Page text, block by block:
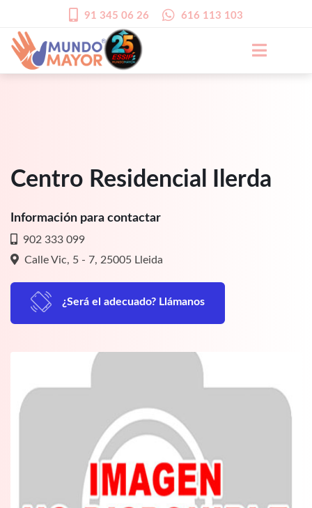
91 345 06 26 616 113 103
Centro Residencial Ilerda
Información para contactar
902 333 099
Calle Vic, 5 - 7, 25005 Lleida
¿Será el adecuado? Llámanos